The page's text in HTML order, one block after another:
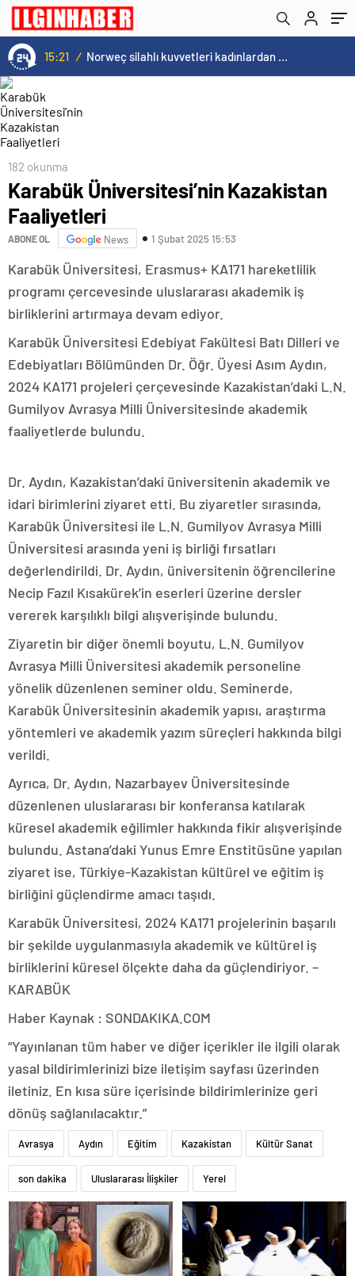
15:21 / Norweç silahlı kuvvetleri kadınlardan oluşan özel kuvvetler eğitimlerini başlattı.
182 okunma
Karabük Üniversitesi’nin Kazakistan
Faaliyetleri
ABONE OL News 1 Şubat 2025 15:53
Karabük Üniversitesi, Erasmus+ KA171 hareketlilik
programı çercevesinde uluslararası akademik iş
birliklerini artırmaya devam ediyor.
Karabük Üniversitesi Edebiyat Fakültesi Batı Dilleri ve
Edebiyatları Bölümünden Dr. Öğr. Üyesi Asım Aydın,
2024 KA171 projeleri çerçevesinde Kazakistan’daki L.N.
Gumilyov Avrasya Milli Üniversitesinde akademik
faaliyetlerde bulundu.
Dr. Aydın, Kazakistan’daki üniversitenin akademik ve
idari birimlerini ziyaret etti. Bu ziyaretler sırasında,
Karabük Üniversitesi ile L.N. Gumilyov Avrasya Milli
Üniversitesi arasında yeni iş birliği fırsatları
değerlendirildi. Dr. Aydın, üniversitenin öğrencilerine
Necip Fazıl Kısakürek’in eserleri üzerine dersler
vererek karşılıklı bilgi alışverişinde bulundu.
Ziyaretin bir diğer önemli boyutu, L.N. Gumilyov
Avrasya Milli Üniversitesi akademik personeline
yönelik düzenlenen seminer oldu. Seminerde,
Karabük Üniversitesinin akademik yapısı, araştırma
yöntemleri ve akademik yazım süreçleri hakkında bilgi
verildi.
Ayrıca, Dr. Aydın, Nazarbayev Üniversitesinde
düzenlenen uluslararası bir konferansa katılarak
küresel akademik eğilimler hakkında fikir alışverişinde
bulundu. Astana’daki Yunus Emre Enstitüsüne yapılan
ziyaret ise, Türkiye-Kazakistan kültürel ve eğitim iş
birliğini güçlendirme amacı taşıdı.
Karabük Üniversitesi, 2024 KA171 projelerinin başarılı
bir şekilde uygulanmasıyla akademik ve kültürel iş
birliklerini küresel ölçekte daha da güçlendiriyor. –
KARABÜK
Haber Kaynak : SONDAKIKA.COM
“Yayınlanan tüm haber ve diğer içerikler ile ilgili olarak
yasal bildirimlerinizi bize iletişim sayfası üzerinden
iletiniz. En kısa süre içerisinde bildirimlerinize geri
dönüş sağlanılacaktır.”
Avrasya Aydın Eğitim Kazakistan Kültür Sanat
son dakika Uluslararası İlişkiler Yerel